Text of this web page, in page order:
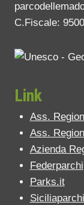
C.Fiscale:
Link
Ass.
Ass.
Azienda
Federparchi
Parks.it
Siciliaparchi